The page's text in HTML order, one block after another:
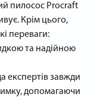
пилосос Procraft
Крім цього,
переваги:
та надійною
експертів завжди
допомагаючи